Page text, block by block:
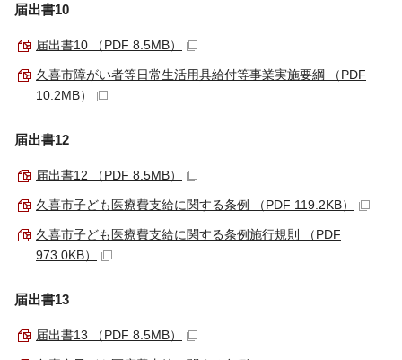
届出書10
届出書10 （PDF 8.5MB）
久喜市障がい者等日常生活用具給付等事業実施要綱 （PDF
10.2MB）
届出書12
届出書12 （PDF 8.5MB）
久喜市子ども医療費支給に関する条例 （PDF 119.2KB）
久喜市子ども医療費支給に関する条例施行規則 （PDF
973.0KB）
届出書13
届出書13 （PDF 8.5MB）